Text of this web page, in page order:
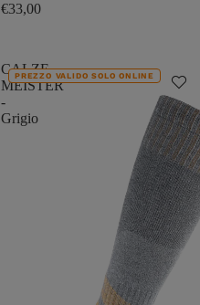
€33,00
CALZE
MEISTER
-
Grigio
PREZZO VALIDO SOLO ONLINE